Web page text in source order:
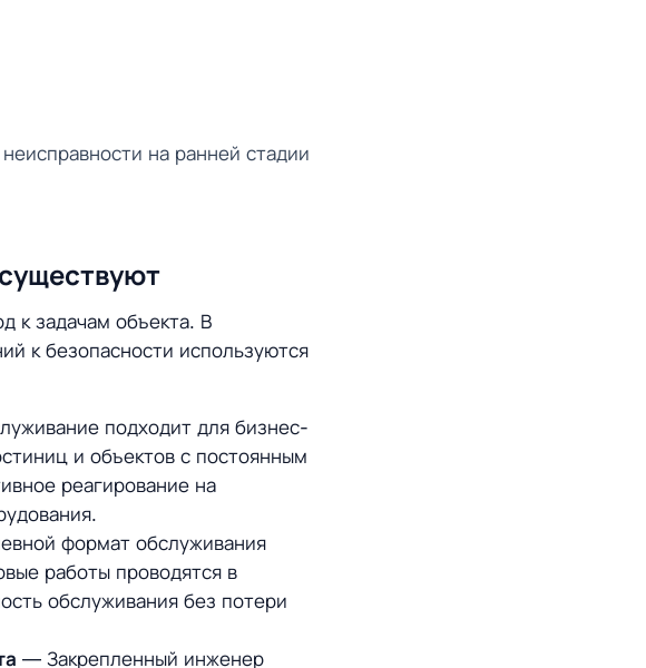
на ранней стадии
к задачам объекта. В
к безопасности используются
подходит для бизнес-
и объектов с постоянным
реагирование на
формат обслуживания
работы проводятся в
обслуживания без потери
— Закрепленный инженер